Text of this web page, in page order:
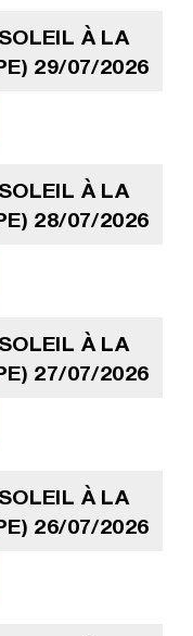
À LA
29/07/2026
À LA
28/07/2026
À LA
27/07/2026
À LA
26/07/2026